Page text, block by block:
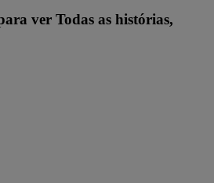
ver Todas as histórias,